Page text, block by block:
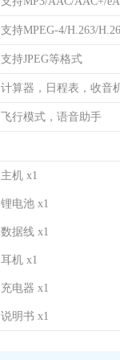
支持MPEG-4/H.263/
支持JPEG等格式
计算器，日程表，收音
飞行模式，语音助手
主机 x1
锂电池 x1
数据线 x1
耳机 x1
充电器 x1
说明书 x1